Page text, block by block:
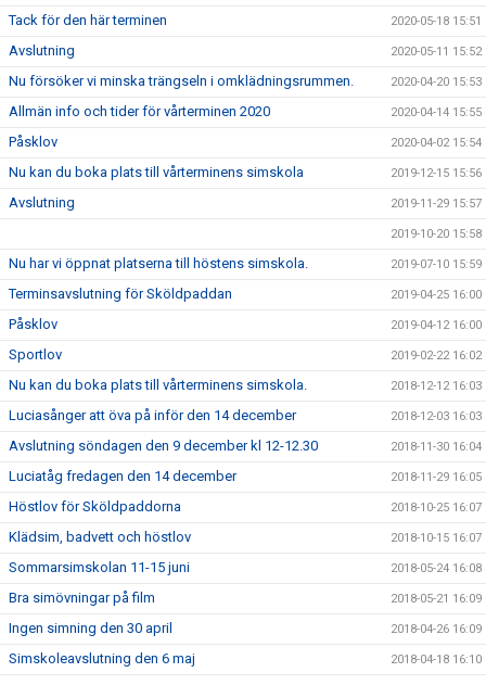
Tack för den här terminen 2020-05-18 15:51
Avslutning 2020-05-11 15:52
Nu försöker vi minska trängseln i omklädningsrummen. 2020-04-20 15:53
Allmän info och tider för vårterminen 2020 2020-04-14 15:55
Påsklov 2020-04-02 15:54
Nu kan du boka plats till vårterminens simskola 2019-12-15 15:56
Avslutning 2019-11-29 15:57
2019-10-20 15:58
Nu har vi öppnat platserna till höstens simskola. 2019-07-10 15:59
Terminsavslutning för Sköldpaddan 2019-04-25 16:00
Påsklov 2019-04-12 16:00
Sportlov 2019-02-22 16:02
Nu kan du boka plats till vårterminens simskola. 2018-12-12 16:03
Luciasånger att öva på inför den 14 december 2018-12-03 16:03
Avslutning söndagen den 9 december kl 12-12.30 2018-11-30 16:04
Luciatåg fredagen den 14 december 2018-11-29 16:05
Höstlov för Sköldpaddorna 2018-10-25 16:07
Klädsim, badvett och höstlov 2018-10-15 16:07
Sommarsimskolan 11-15 juni 2018-05-24 16:08
Bra simövningar på film 2018-05-21 16:09
Ingen simning den 30 april 2018-04-26 16:09
Simskoleavslutning den 6 maj 2018-04-18 16:10